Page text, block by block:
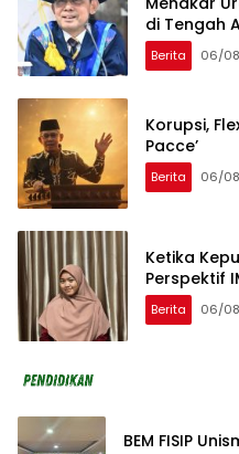
di Tengah
Berita 06/
Korupsi,
Pacce’
Berita 06/
Ketika
Perspektif
Berita 06/
BEM FISIP